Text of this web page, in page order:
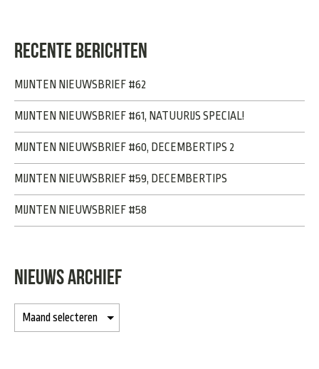
RECENTE BERICHTEN
MIJNTEN NIEUWSBRIEF #62
MIJNTEN NIEUWSBRIEF #61, NATUURIJS SPECIAL!
MIJNTEN NIEUWSBRIEF #60, DECEMBERTIPS 2
MIJNTEN NIEUWSBRIEF #59, DECEMBERTIPS
MIJNTEN NIEUWSBRIEF #58
NIEUWS ARCHIEF